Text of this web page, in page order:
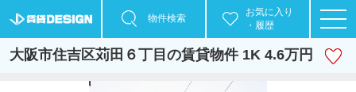
物件検索
お気に入り
・履歴
大阪市住吉区苅田６丁目の賃貸物件 1K 4.6万円